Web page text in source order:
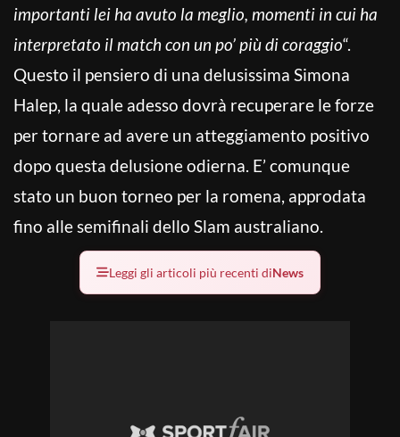
importanti lei ha avuto la meglio, momenti in cui ha
interpretato il match con un po’ più di coraggio“.
Questo il pensiero di una delusissima Simona
Halep, la quale adesso dovrà recuperare le forze
per tornare ad avere un atteggiamento positivo
dopo questa delusione odierna. E’ comunque
stato un buon torneo per la romena, approdata
fino alle semifinali dello Slam australiano.
Leggi gli articoli più recenti diNews